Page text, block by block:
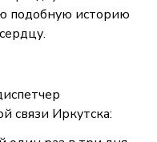
подобную историю
связи Иркутска: